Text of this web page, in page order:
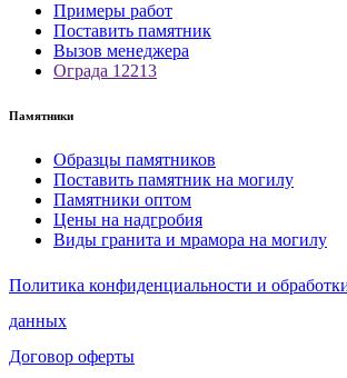
Примеры работ
Поставить памятник
Вызов менеджера
Ограда 12213
Памятники
Образцы памятников
Поставить памятник на могилу
Памятники оптом
Цены на надгробия
Виды гранита и мрамора на могилу
Политика конфиденциальности и
данных
Договор оферты